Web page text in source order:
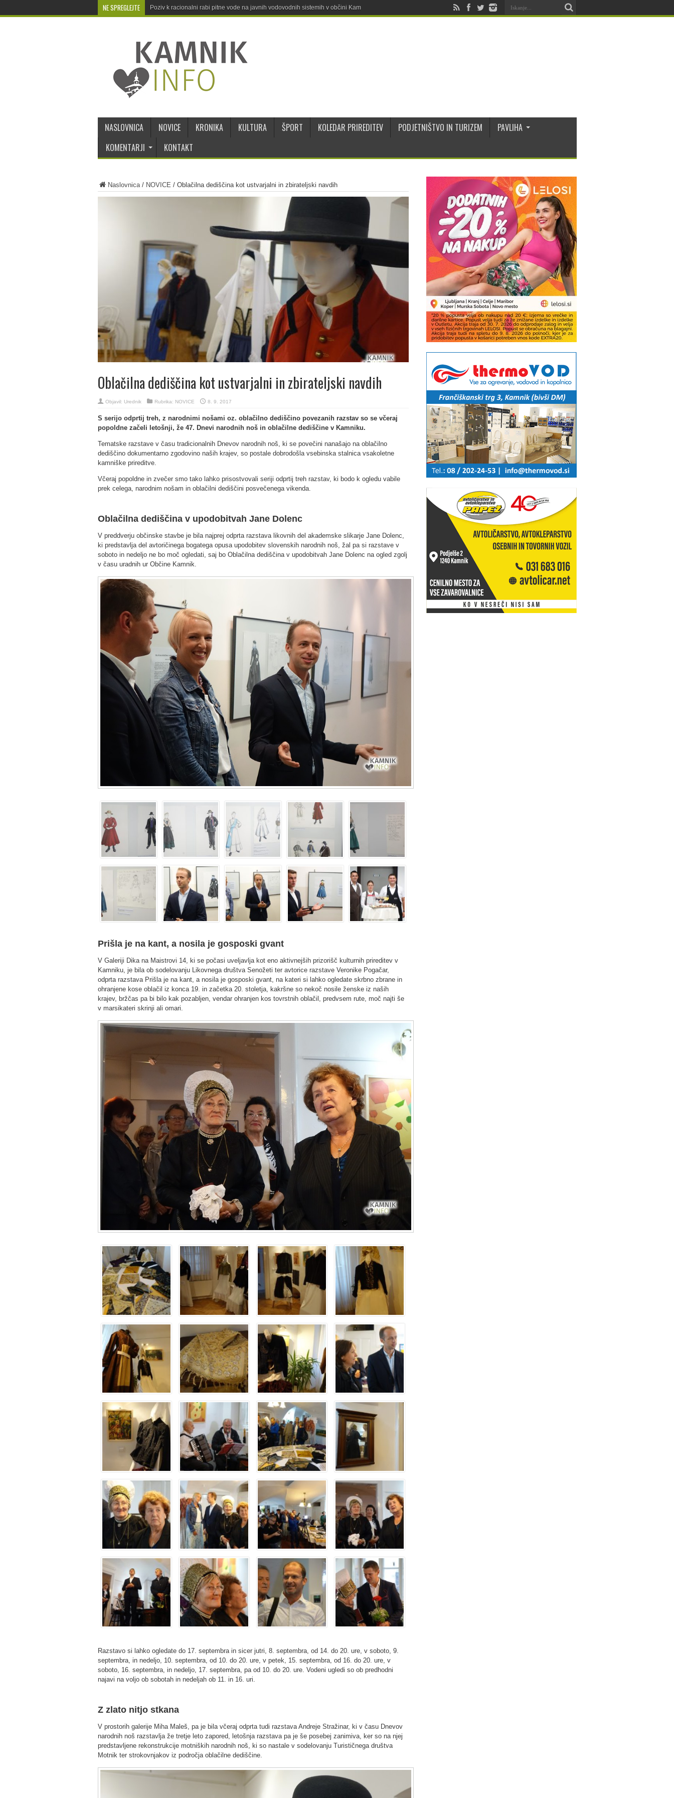
NE SPREGLEJTE Poziv k racionalni rabi pitne vode na javnih vodovodnih sistemih v občini Kamnik
NASLOVNICA NOVICE KRONIKA KULTURA ŠPORT KOLEDAR PRIREDITEV PODJETNIŠTVO IN TURIZEM
PAVLIHA
KOMENTARJI
KONTAKT
Naslovnica/ NOVICE / Oblačilna dediščina kot ustvarjalni in zbirateljski navdih
Oblačilna dediščina kot ustvarjalni in zbirateljski navdih
Objavil: Urednik Rubrika: NOVICE 8. 9. 2017
S serijo odprtij treh, z narodnimi nošami oz. oblačilno dediščino povezanih razstav so se včeraj
popoldne začeli letošnji, že 47. Dnevi narodnih noš in oblačilne dediščine v Kamniku.
Tematske razstave v času tradicionalnih Dnevov narodnih noš, ki se povečini nanašajo na oblačilno
dediščino dokumentarno zgodovino naših krajev, so postale dobrodošla vsebinska stalnica vsakoletne
kamniške prireditve.
Včeraj popoldne in zvečer smo tako lahko prisostvovali seriji odprtij treh razstav, ki bodo k ogledu vabile
prek celega, narodnim nošam in oblačilni dediščini posvečenega vikenda.
Oblačilna dediščina v upodobitvah Jane Dolenc
V preddverju občinske stavbe je bila najprej odprta razstava likovnih del akademske slikarje Jane Dolenc,
ki predstavlja del avtoričinega bogatega opusa upodobitev slovenskih narodnih noš, žal pa si razstave v
soboto in nedeljo ne bo moč ogledati, saj bo Oblačilna dediščina v upodobitvah Jane Dolenc na ogled zgolj
v času uradnih ur Občine Kamnik.
Prišla je na kant, a nosila je gosposki gvant
V Galeriji Dika na Maistrovi 14, ki se počasi uveljavlja kot eno aktivnejših prizorišč kulturnih prireditev v
Kamniku, je bila ob sodelovanju Likovnega društva Senožeti ter avtorice razstave Veronike Pogačar,
odprta razstava Prišla je na kant, a nosila je gosposki gvant, na kateri si lahko ogledate skrbno zbrane in
ohranjene kose oblačil iz konca 19. in začetka 20. stoletja, kakršne so nekoč nosile ženske iz naših
krajev, bržčas pa bi bilo kak pozabljen, vendar ohranjen kos tovrstnih oblačil, predvsem rute, moč najti še
v marsikateri skrinji ali omari.
Razstavo si lahko ogledate do 17. septembra in sicer jutri, 8. septembra, od 14. do 20. ure, v soboto, 9.
septembra, in nedeljo, 10. septembra, od 10. do 20. ure, v petek, 15. septembra, od 16. do 20. ure, v
soboto, 16. septembra, in nedeljo, 17. septembra, pa od 10. do 20. ure. Vodeni ugledi so ob predhodni
najavi na voljo ob sobotah in nedeljah ob 11. in 16. uri.
Z zlato nitjo stkana
V prostorih galerije Miha Maleš, pa je bila včeraj odprta tudi razstava Andreje Stražinar, ki v času Dnevov
narodnih noš razstavlja že tretje leto zapored, letošnja razstava pa je še posebej zanimiva, ker so na njej
predstavljene rekonstrukcije motniških narodnih noš, ki so nastale v sodelovanju Turističnega društva
Motnik ter strokovnjakov iz področja oblačilne dediščine.